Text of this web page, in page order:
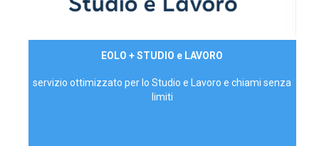
EOLO + STUDIO e LAVORO
servizio ottimizzato per lo Studio e Lavoro e chiami senza
limiti